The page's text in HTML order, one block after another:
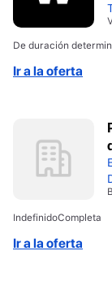
De duración
Ir a la oferta
IndefinidoCompleta
Ir a la oferta